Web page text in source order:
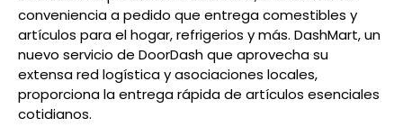
conveniencia a pedido que entrega comestibles y
artículos para el hogar, refrigerios y más. DashMart, un
nuevo servicio de DoorDash que aprovecha su
extensa red logística y asociaciones locales,
proporciona la entrega rápida de artículos esenciales
cotidianos.